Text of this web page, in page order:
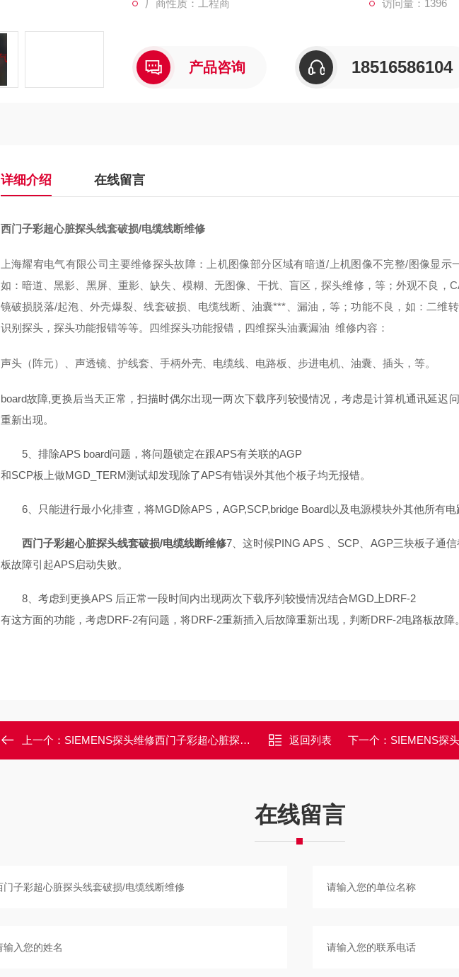
厂商性质：工程商 访问量：1396
产品咨询 18516586104
详细介绍 在线留言
西门子彩超心脏探头线套破损/电缆线断维修
上海耀宥电气有限公司主要维修探头故障：上机图像部分区域有暗道/上机图像不完整/图像显示
如：暗道、黑影、黑屏、重影、缺失、模糊、无图像、干扰、盲区，探头维修，等；外观不良，
镜破损脱落/起泡、外壳爆裂、线套破损、电缆线断、油囊***、漏油，等；功能不良，如：二维
识别探头，探头功能报错等等。四维探头功能报错，四维探头油囊漏油 维修内容：
声头（阵元）、声透镜、护线套、手柄外壳、电缆线、电路板、步进电机、油囊、插头，等。
board故障,更换后当天正常，扫描时偶尔出现一两次下载序列较慢情况，考虑是计算机通讯延迟
重新出现。
5、排除APS board问题，将问题锁定在跟APS有关联的AGP
和SCP板上做MGD_TERM测试却发现除了APS有错误外其他个板子均无报错。
6、只能进行最小化排查，将MGD除APS，AGP,SCP,bridge Board以及电源模块外其他所有电
西门子彩超心脏探头线套破损/电缆线断维修7、这时候PING APS 、SCP、AGP三块板子通
板故障引起APS启动失败。
8、考虑到更换APS 后正常一段时间内出现两次下载序列较慢情况结合MGD上DRF-2
有这方面的功能，考虑DRF-2有问题，将DRF-2重新插入后故障重新出现，判断DRF-2电路板故障。
上一个： SIEMENS探头维修西门子彩超心脏探头常见故障维修售后中心 返回列表 下一个： SIEMENS探头维修西
在线留言